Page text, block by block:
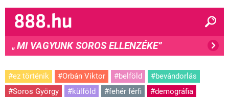
" MI VAGYUNK SOROS ELLENZÉKE”
#ez történik #Orbán Viktor #belföld
#bevándorlás
#Soros György
#külföld #fehér férfi
#demográfia